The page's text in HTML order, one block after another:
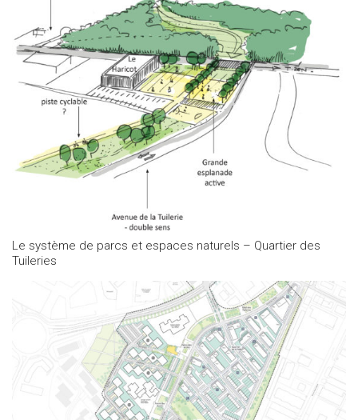
Le système de parcs et espaces naturels – Quartier des
Tuileries